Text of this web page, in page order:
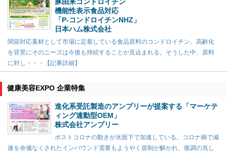
機能性表示食品対応
「P-コンドロイチンNHZ」
日本ハム株式会社
関節対応素材として市場に定着している食品原料のコンドロイチン。高齢化
を背景にそのニーズは今後も持続することが見込まれる。そうした中、原料
に対し・・・【記事詳細】
健康美容EXPO 企業特集
進化系受託製造のアンプリーが提案する「マーケテ
ィング連動型OEM」
株式会社アンプリー
ポストコロナの動きが水面下で加速している。コロナ禍で減
速を余儀なくされたインバウンド需要もようやく規制が解かれ、復調の兆し